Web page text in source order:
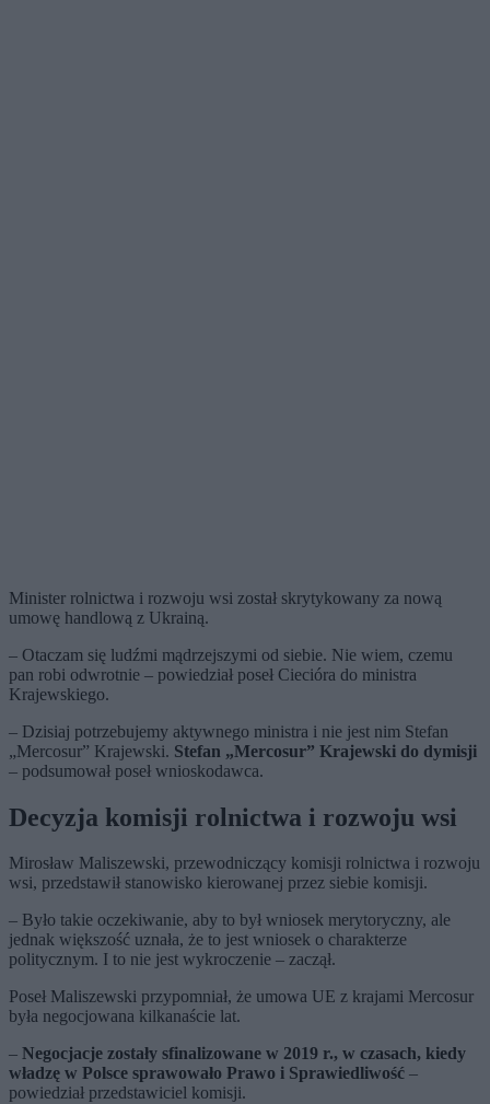
Minister rolnictwa i rozwoju wsi został skrytykowany za nową
umowę handlową z Ukrainą.
– Otaczam się ludźmi mądrzejszymi od siebie. Nie wiem, czemu
pan robi odwrotnie – powiedział poseł Ciecióra do ministra
Krajewskiego.
– Dzisiaj potrzebujemy aktywnego ministra i nie jest nim Stefan
„Mercosur” Krajewski. Stefan „Mercosur” Krajewski do dymisji
– podsumował poseł wnioskodawca.
Decyzja komisji rolnictwa i rozwoju wsi
Mirosław Maliszewski, przewodniczący komisji rolnictwa i rozwoju
wsi, przedstawił stanowisko kierowanej przez siebie komisji.
– Było takie oczekiwanie, aby to był wniosek merytoryczny, ale
jednak większość uznała, że to jest wniosek o charakterze
politycznym. I to nie jest wykroczenie – zaczął.
Poseł Maliszewski przypomniał, że umowa UE z krajami Mercosur
była negocjowana kilkanaście lat.
– Negocjacje zostały sfinalizowane w 2019 r., w czasach, kiedy
władzę w Polsce sprawowało Prawo i Sprawiedliwość –
powiedział przedstawiciel komisji.